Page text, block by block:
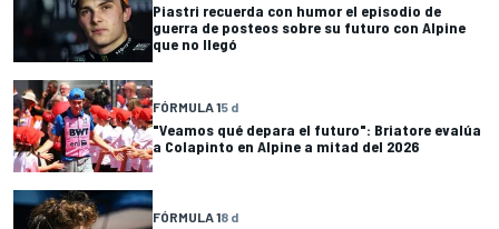
Piastri recuerda con humor el episodio de
guerra de posteos sobre su futuro con Alpine
que no llegó
FÓRMULA 15 d
"Veamos qué depara el futuro": Briatore evalúa
a Colapinto en Alpine a mitad del 2026
FÓRMULA 18 d